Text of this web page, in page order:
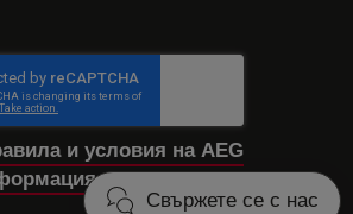
Свържете се с нас
и условия на AEG
за достъпност